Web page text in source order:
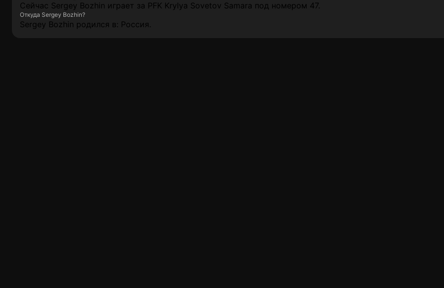
Сейчас Sergey Bozhin играет за PFK Krylya Sovetov Samara под номером 47.
Откуда Sergey Bozhin?
Sergey Bozhin родился в: Россия.